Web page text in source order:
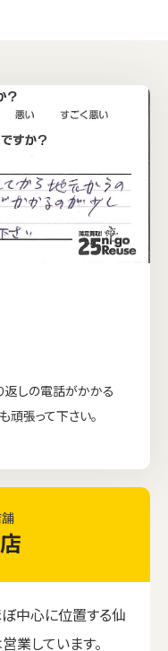
返しの電話がかかる
頑張って下さい。
中心に位置する仙
業しています。